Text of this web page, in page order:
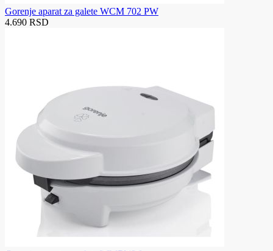
Gorenje aparat za galete WCM 702 PW
4.690 RSD